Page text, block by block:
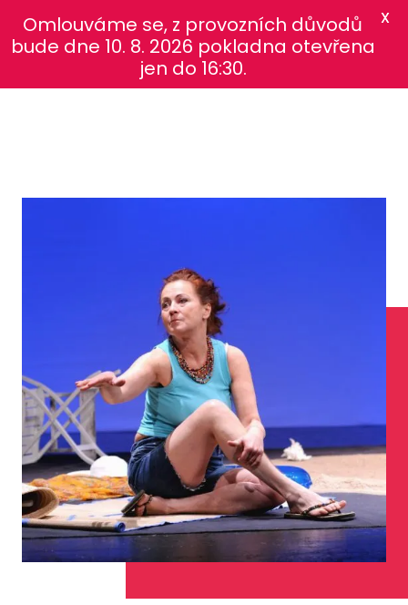
Omlouváme se, z provozních důvodů
bude dne 10. 8. 2026 pokladna otevřena
jen do 16:30.
X